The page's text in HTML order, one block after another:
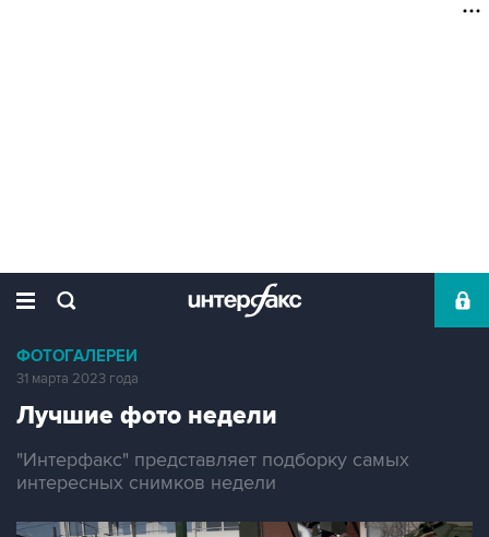
ФОТОГАЛЕРЕИ
31 марта 2023 года
Лучшие фото недели
"Интерфакс" представляет подборку самых
интересных снимков недели